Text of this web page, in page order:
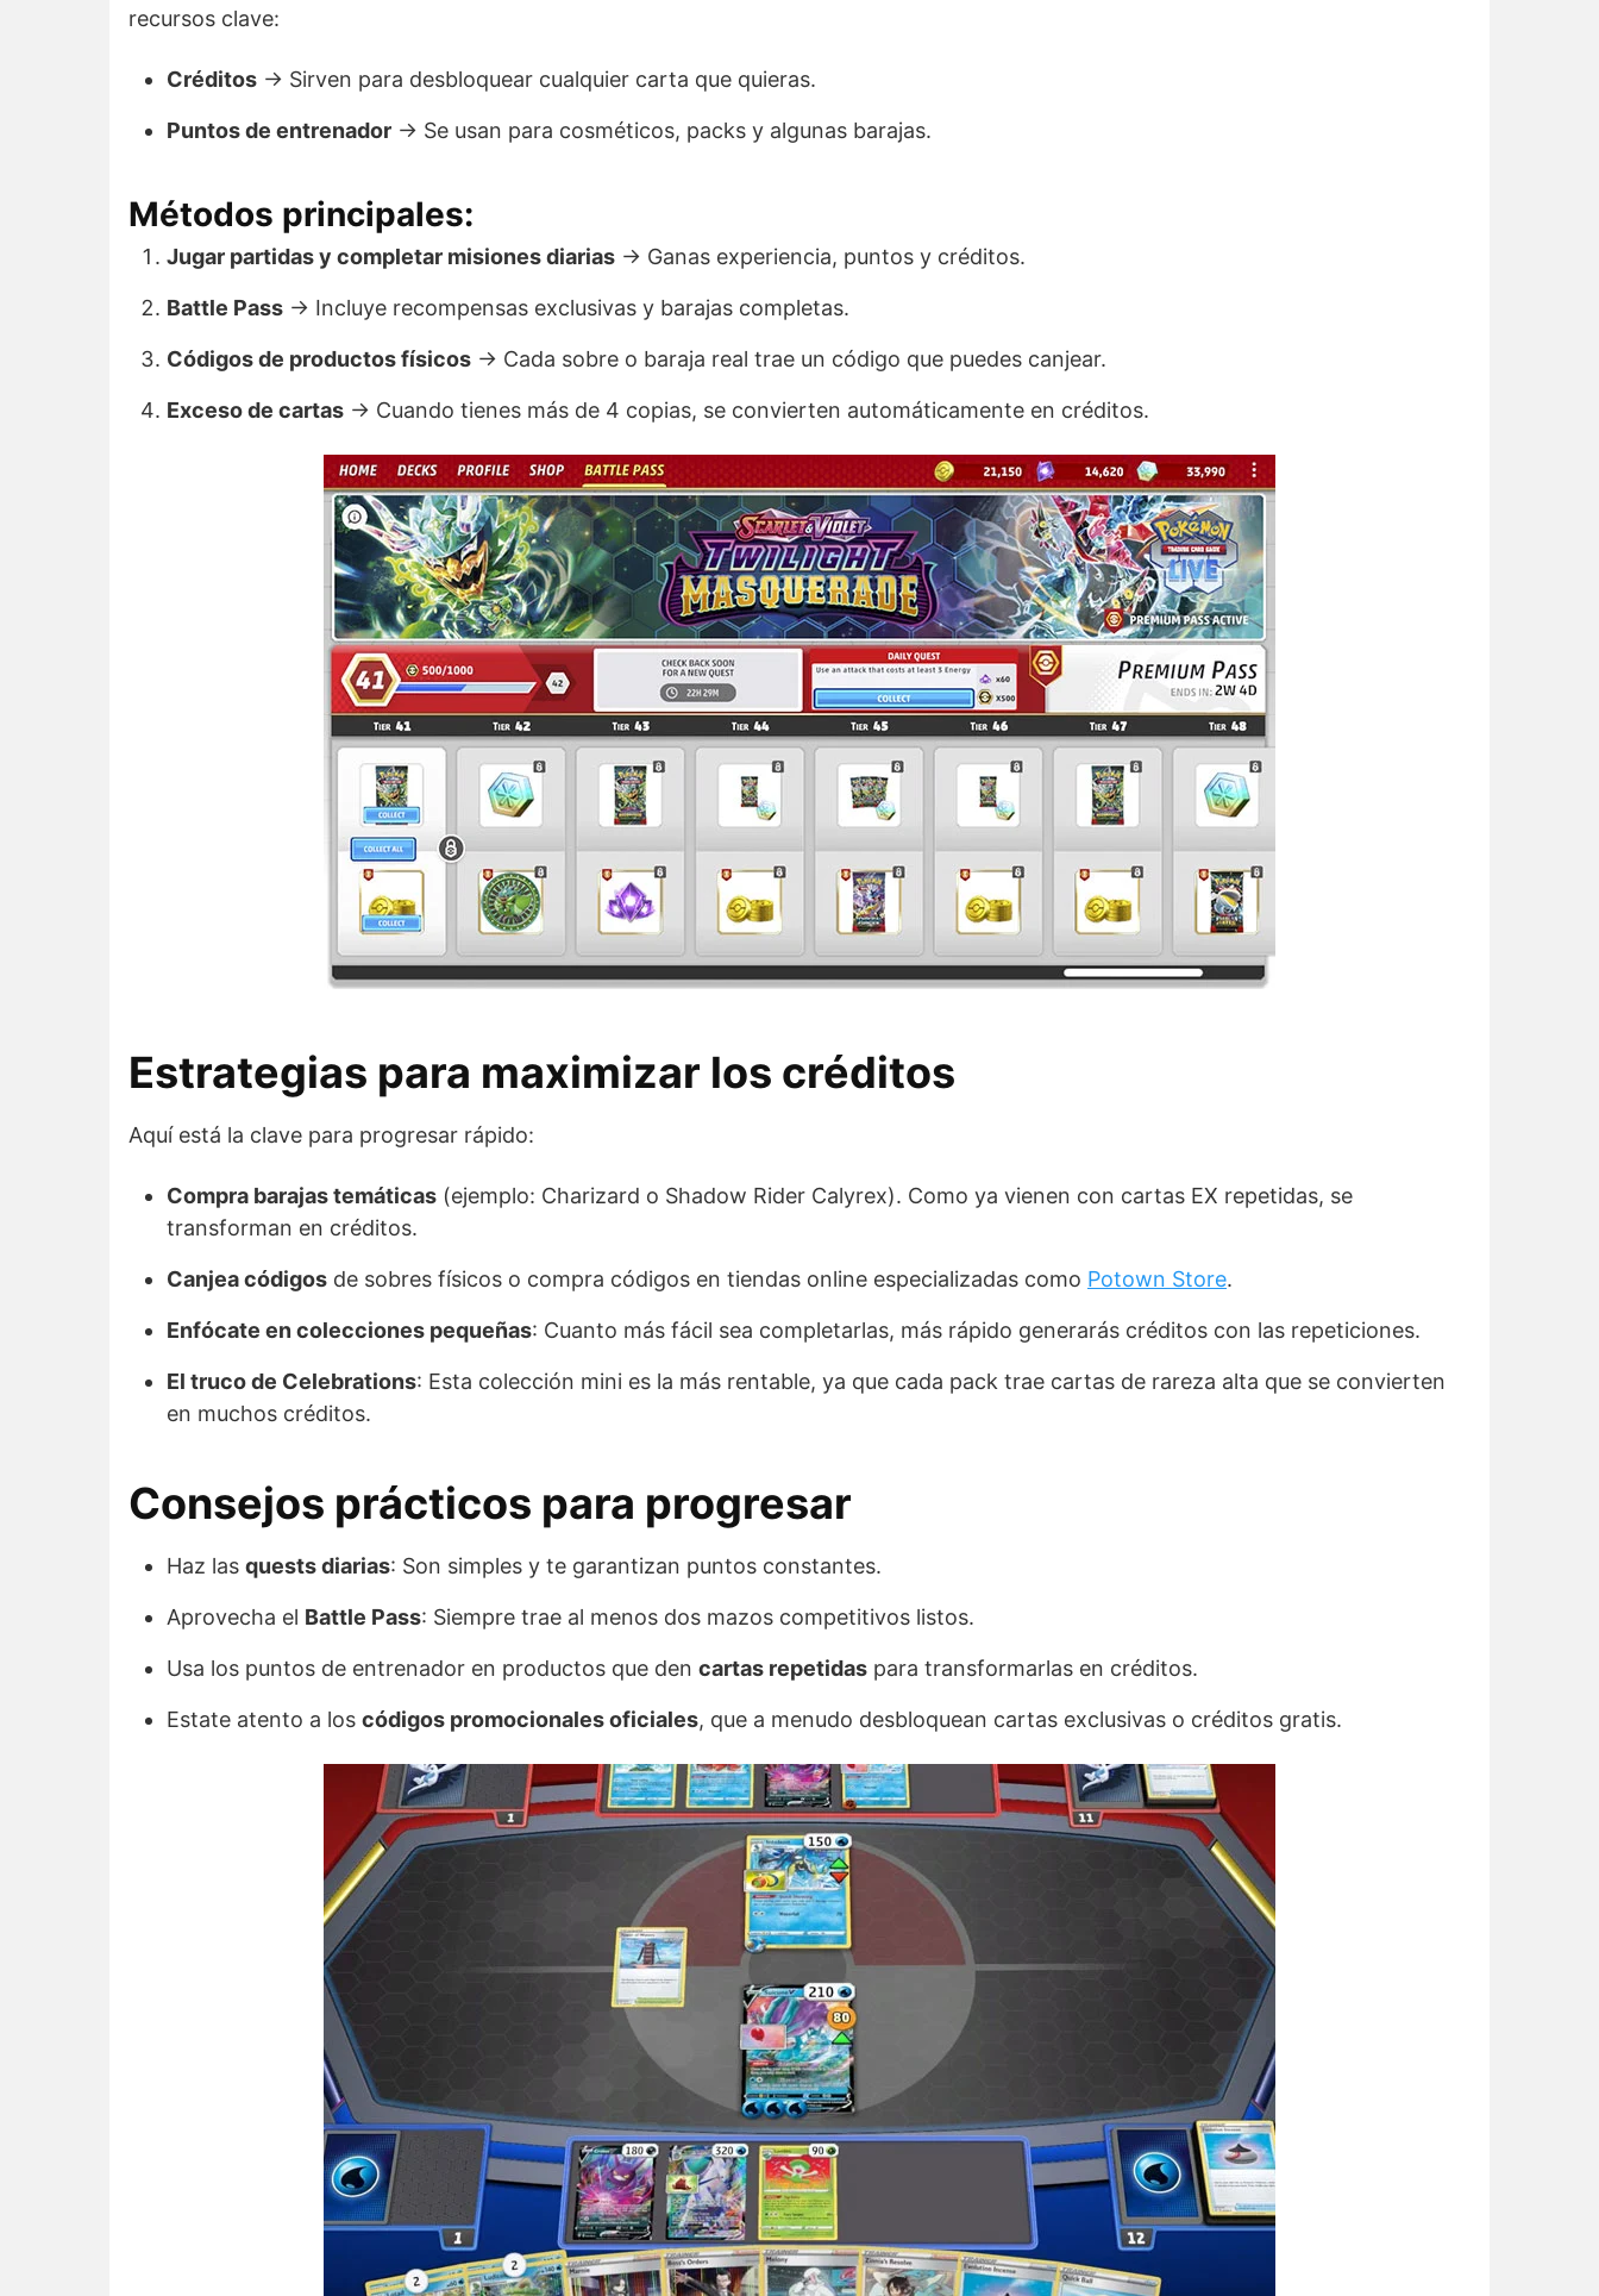
recursos clave:
Créditos → Sirven para desbloquear cualquier carta que quieras.
Puntos de entrenador → Se usan para cosméticos, packs y algunas barajas.
Métodos principales:
Jugar partidas y completar misiones diarias → Ganas experiencia, puntos y créditos.
Battle Pass → Incluye recompensas exclusivas y barajas completas.
Códigos de productos físicos → Cada sobre o baraja real trae un código que puedes canjear.
Exceso de cartas → Cuando tienes más de 4 copias, se convierten automáticamente en créditos.
Estrategias para maximizar los créditos
Aquí está la clave para progresar rápido:
Compra barajas temáticas (ejemplo: Charizard o Shadow Rider Calyrex). Como ya vienen con cartas EX repetidas, se
transforman en créditos.
Canjea códigos de sobres físicos o compra códigos en tiendas online especializadas como Potown Store.
Enfócate en colecciones pequeñas: Cuanto más fácil sea completarlas, más rápido generarás créditos con las repeticiones.
El truco de Celebrations: Esta colección mini es la más rentable, ya que cada pack trae cartas de rareza alta que se convierten
en muchos créditos.
Consejos prácticos para progresar
Haz las quests diarias: Son simples y te garantizan puntos constantes.
Aprovecha el Battle Pass: Siempre trae al menos dos mazos competitivos listos.
Usa los puntos de entrenador en productos que den cartas repetidas para transformarlas en créditos.
Estate atento a los códigos promocionales oficiales, que a menudo desbloquean cartas exclusivas o créditos gratis.